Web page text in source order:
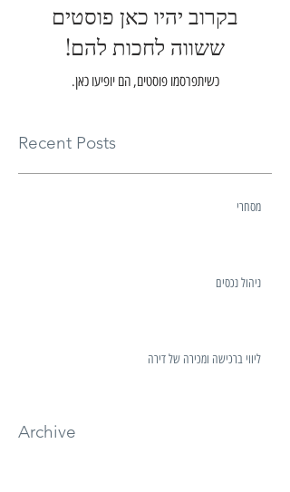
בקרוב יהיו כאן פוסטים
ששווה לחכות להם!
כשיתפרסמו פוסטים, הם יופיעו כאן.
Recent Posts
מסחרי
ניהול נכסים
ליווי ברכישה ומכירה של דירה
Archive